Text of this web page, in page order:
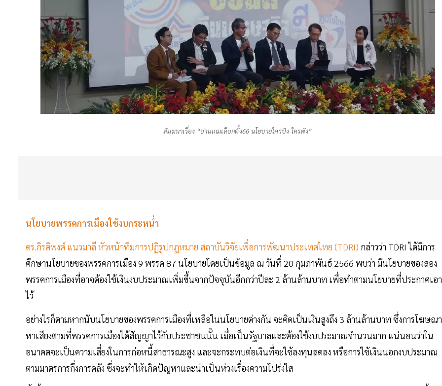
สัมมนาเรื่อง “อ่านเกมเลือกตั้ง66 นโยบายใครปัง ใครพัง”
นโยบายพรรคการเมืองใช้งบกระหน่ำ
ดร.กิรติพงศ์ แนวมาลี หัวหน้าทีมการปฏิรูปกฎหมาย สถาบันวิจัยเพื่อการพัฒนาประเทศไทย (TDRI) กล่าวว่า TDRI ได้มีการ
ศึกษานโยบายของพรรคการเมือง 9 พรรค 87 นโยบายโดยเป็นข้อมูล ณ วันที่ 20 กุมภาพันธ์ 2566 พบว่า มีนโยบายของสอง
พรรคการเมืองที่อาจต้องใช้เงินงบประมาณเพิ่มขึ้นจากปัจจุบันอีกกว่าปีละ 2 ล้านล้านบาท เพื่อทำตามนโยบายที่ประกาศเอา
ไว้
อย่างไรก็ตามหากนับนโยบายของพรรคการเมืองที่เหลือในนโยบายต่างกัน จะคิดเป็นเงินสูงถึง 3 ล้านล้านบาท ซึ่งการโฆษณา
หาเสียงตามที่พรรคการเมืองได้สัญญาไว้กับประชาชนนั้น เมื่อเป็นรัฐบาลและต้องใช้งบประมาณจำนวนมาก แน่นอนว่าใน
อนาคตจะเป็นความเสี่ยงในการก่อหนี้สาธารณะสูง และจะกระทบต่อเงินที่จะใช้ลงทุนลดลง หรือการใช้เงินนอกงบประมาณ
ตามมาตรการกึ่งการคลัง ซึ่งจะทำให้เกิดปัญหาและน่าเป็นห่วงเรื่องความโปร่งใส